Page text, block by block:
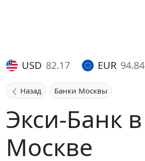
USD 82.17 EUR 94.84
Назад Банки Москвы
Экси-Банк в
Москве